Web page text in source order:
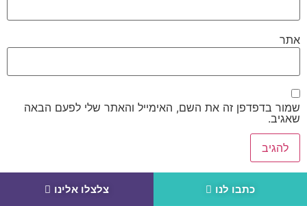
אתר
שמור בדפדפן זה את השם, האימייל והאתר שלי לפעם הבאה
שאגיב.
כתבו לנו צלצלו אלינו